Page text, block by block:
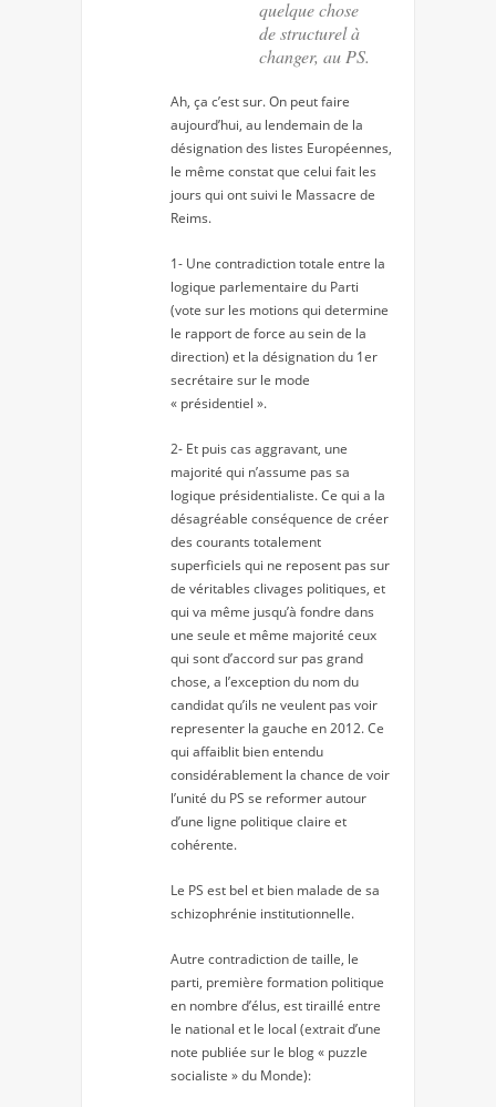
quelque chose
de structurel à
changer, au PS.
Ah, ça c’est sur. On peut faire
aujourd’hui, au lendemain de la
désignation des listes Européennes,
le même constat que celui fait les
jours qui ont suivi le Massacre de
Reims.
1- Une contradiction totale entre la
logique parlementaire du Parti
(vote sur les motions qui determine
le rapport de force au sein de la
direction) et la désignation du 1er
secrétaire sur le mode
« présidentiel ».
2- Et puis cas aggravant, une
majorité qui n’assume pas sa
logique présidentialiste. Ce qui a la
désagréable conséquence de créer
des courants totalement
superficiels qui ne reposent pas sur
de véritables clivages politiques, et
qui va même jusqu’à fondre dans
une seule et même majorité ceux
qui sont d’accord sur pas grand
chose, a l’exception du nom du
candidat qu’ils ne veulent pas voir
representer la gauche en 2012. Ce
qui affaiblit bien entendu
considérablement la chance de voir
l’unité du PS se reformer autour
d’une ligne politique claire et
cohérente.
Le PS est bel et bien malade de sa
schizophrénie institutionnelle.
Autre contradiction de taille, le
parti, première formation politique
en nombre d’élus, est tiraillé entre
le national et le local (extrait d’une
note publiée sur le blog « puzzle
socialiste » du Monde):